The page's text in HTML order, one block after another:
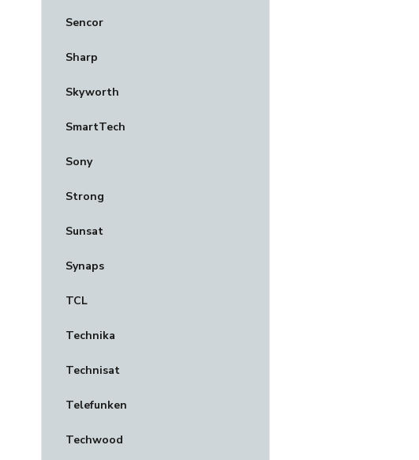
Sencor
Sharp
Skyworth
SmartTech
Sony
Strong
Sunsat
Synaps
TCL
Technika
Technisat
Telefunken
Techwood